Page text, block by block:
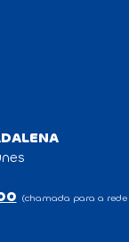
(chamada para a rede